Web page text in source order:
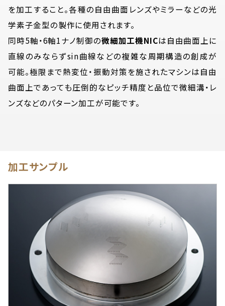
を加工すること。各種の自由曲面レンズやミラーなどの光
学素子金型の製作に使用されます。
同時5軸・6軸1ナノ制御の微細加工機NICは自由曲面上に
直線のみならずsin曲線などの複雑な周期構造の創成が
可能。極限まで熱変位・振動対策を施されたマシンは自由
曲面上であっても圧倒的なピッチ精度と品位で微細溝・レ
ンズなどのパターン加工が可能です。
加工サンプル